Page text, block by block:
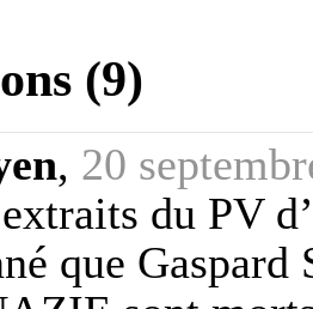
(9)
, 20
du PV
que